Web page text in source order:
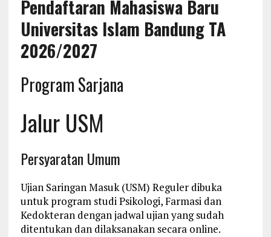
Pendaftaran Mahasiswa Baru
Universitas Islam Bandung TA
2026/2027
Program Sarjana
Jalur USM
Persyaratan Umum
Ujian Saringan Masuk (USM) Reguler dibuka
untuk program studi Psikologi, Farmasi dan
Kedokteran dengan jadwal ujian yang sudah
ditentukan dan dilaksanakan secara online.